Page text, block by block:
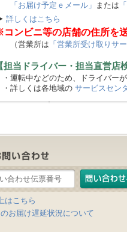
「お届け予定ｅメール」 または
詳しくはこちら
ンビニ等の店舗の住所を
営業所は 「営業所受け取りサー
【担当ドライバー・担当直営店
運転中などのため、ドライバー
詳しくは各地域の サービスセン
はこちら
お届け遅延状況について